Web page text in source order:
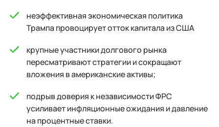
неэффективная экономическая политика
Трампа провоцирует отток капитала из США
крупные участники долгового рынка
пересматривают стратегии и сокращают
вложения в американские активы;
подрыв доверия к независимости ФРС
усиливает инфляционные ожидания и давление
на процентные ставки.